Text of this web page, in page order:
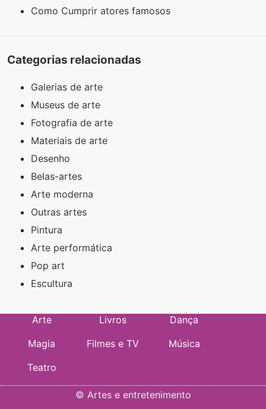
Como Cumprir atores famosos
Categorias relacionadas
Galerias de arte
Museus de arte
Fotografia de arte
Materiais de arte
Desenho
Belas-artes
Arte moderna
Outras artes
Pintura
Arte performática
Pop art
Escultura
Arte Livros
Dança
Magia
Filmes e TV
Música
Teatro
© Artes e entretenimento